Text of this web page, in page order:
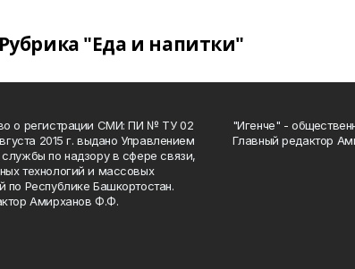
Рубрика "Еда и напитки"
о регистрации СМИ: ПИ № ТУ 02
2015 г. выдано Управлением
по надзору в сфере связи,
технологий и массовых
по Республике Башкортостан.
Амирханов Ф.Ф.
"Игенче" -
Главный редактор